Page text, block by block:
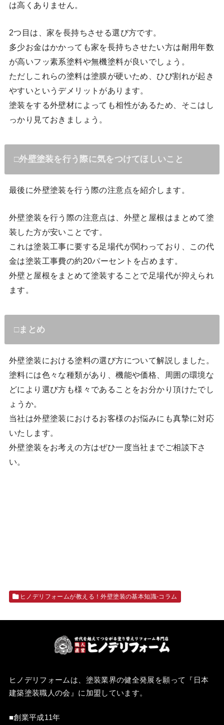
は高くありません。
2つ目は、家を長持ちさせる選び方です。
多少お金はかかっても家を長持ちさせたい方は耐用年数
が高いフッ素系塗料や無機塗料が良いでしょう。
ただしこれらの塗料は塗膜が硬いため、ひび割れが起き
やすいというデメリットがあります。
塗装をする外壁材によっても相性があるため、そこはし
っかり見ておきましょう。
□外壁塗装を行う際に気をつけてほしいこと
最後に外壁塗装を行う際の注意点を紹介します。
外壁塗装を行う際の注意点は、外壁と屋根はまとめて塗
装した方が安いことです。
これは塗装工事に要する足場代が関わっており、この代
金は塗装工事費の約20パーセントを占めます。
外壁と屋根をまとめて塗装することで足場代が抑えられ
ます。
□まとめ
外壁塗装における塗料の選び方について解説しました。
塗料には色々な種類があり、機能や価格、周囲の環境な
どにより選び方も様々であることをお分かり頂けたでし
ょうか。
当社は外壁塗装におけるお客様のお悩みにも真摯に対応
いたします。
外壁塗装をお考えの方はぜひ一度当社までご相談下さ
い。
ヒノデリフォームが教える！外壁塗装の基本知識‐コラム
ヒノデリフォームは、塗装業界の健全発展を願って『 日本
建築塗装職人の会 』に加盟しています。
■創業平成11年